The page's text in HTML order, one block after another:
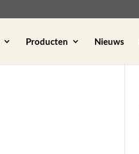
Producten Nieuws